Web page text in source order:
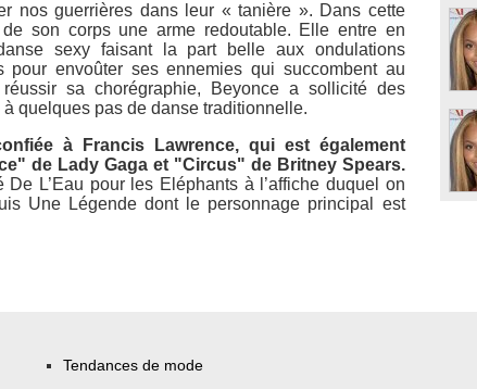
nos guerrières dans leur « tanière ». Dans cette
son corps une arme redoutable. Elle entre en
sexy faisant la part belle aux ondulations
pour envoûter ses ennemies qui succombent au
sa chorégraphie, Beyonce a sollicité des
quelques pas de danse traditionnelle.
à Francis Lawrence, qui est également
de Lady Gaga et "Circus" de Britney Spears.
L’Eau pour les Eléphants à l’affiche duquel on
Une Légende dont le personnage principal est
Tendances de mode